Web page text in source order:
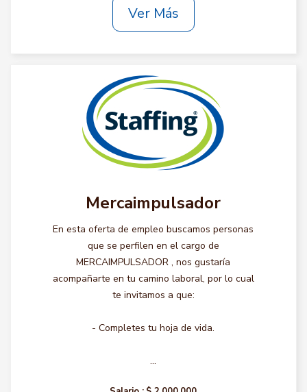
Ver Más
Mercaimpulsador
En esta oferta de empleo buscamos personas
que se perfilen en el cargo de
MERCAIMPULSADOR , nos gustaría
acompañarte en tu camino laboral, por lo cual
te invitamos a que:
- Completes tu hoja de vida.
...